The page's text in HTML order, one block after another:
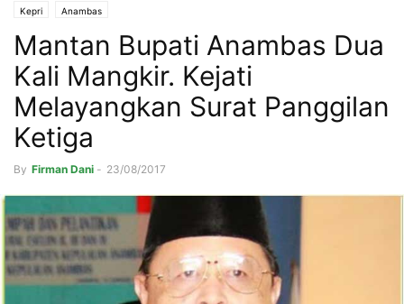
Kepri Anambas
Mantan Bupati Anambas Dua
Kali Mangkir. Kejati
Melayangkan Surat Panggilan
Ketiga
By Firman Dani - 23/08/2017